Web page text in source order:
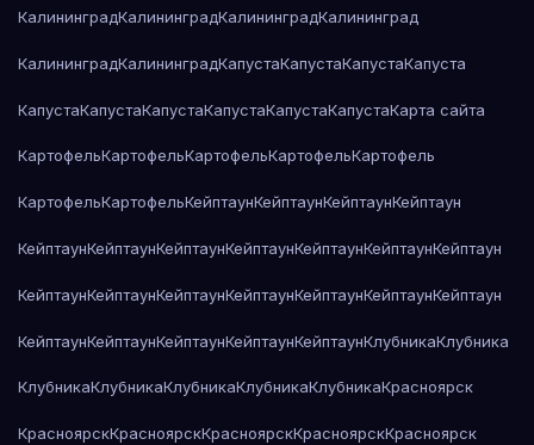
КалининградКалининградКалининградКалининград
КалининградКалининградКапустаКапустаКапустаКапуста
КапустаКапустаКапустаКапустаКапустаКапустаКарта сайта
КартофельКартофельКартофельКартофельКартофель
КартофельКартофельКейптаунКейптаунКейптаунКейптаун
КейптаунКейптаунКейптаунКейптаунКейптаунКейптаунКейптаун
КейптаунКейптаунКейптаунКейптаунКейптаунКейптаунКейптаун
КейптаунКейптаунКейптаунКейптаунКейптаунКлубникаКлубника
КлубникаКлубникаКлубникаКлубникаКлубникаКрасноярск
КрасноярскКрасноярскКрасноярскКрасноярскКрасноярск